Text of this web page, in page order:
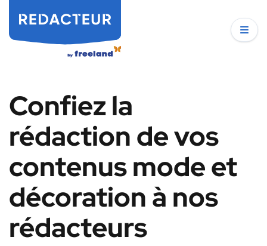
Confiez la
rédaction de vos
contenus mode et
décoration à nos
rédacteurs